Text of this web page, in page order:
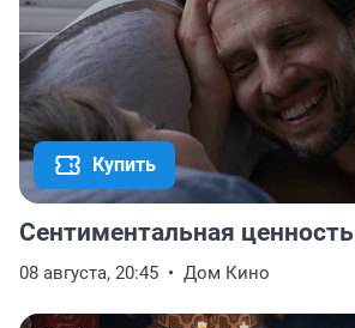
Купить
Сентиментальная ценность
08 августа, 20:45 Дом Кино